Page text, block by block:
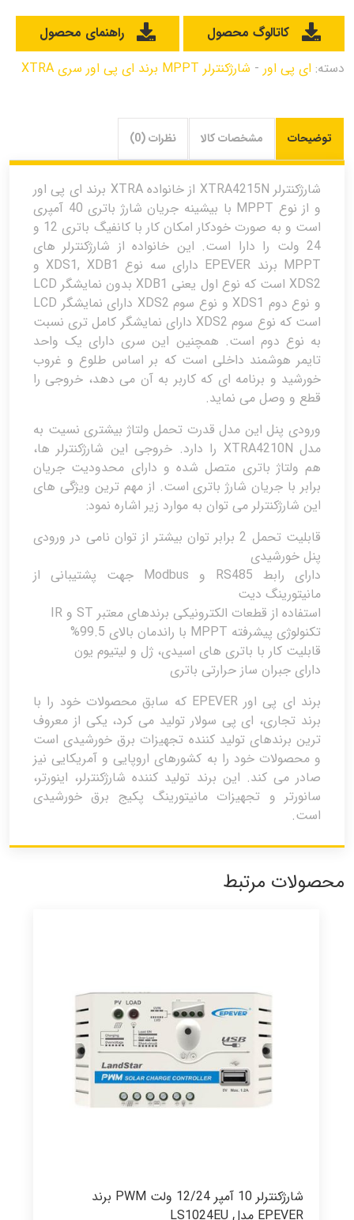
کاتالوگ محصول
راهنمای محصول
دسته: ای پی اور - شارژکنترلر MPPT برند ای پی اور سری XTRA
توضیحات مشخصات کالا نظرات (0)
شارژکنترلر XTRA4215N از خانواده XTRA برند ای پی اور
و از نوع MPPT با بیشینه جریان شارژ باتری 40 آمپری
است و به صورت خودکار امکان کار با کانفیگ باتری 12 و
24 ولت را دارا است. این خانواده از شارژکنترلر های
MPPT برند EPEVER دارای سه نوع XDS1, XDB1 و
XDS2 است که نوع اول یعنی XDB1 بدون نمایشگر LCD
و نوع دوم XDS1 و نوع سوم XDS2 دارای نمایشگر LCD
است که نوع سوم XDS2 دارای نمایشگر کامل تری نسبت
به نوع دوم است. همچنین این سری دارای یک واحد
تایمر هوشمند داخلی است که بر اساس طلوع و غروب
خورشید و برنامه ای که کاربر به آن می دهد، خروجی را
قطع و وصل می نماید.
ورودی پنل این مدل قدرت تحمل ولتاژ بیشتری نسیت به
مدل XTRA4210N را دارد. خروجی این شارژکنترلر ها،
هم ولتاژ باتری متصل شده و دارای محدودیت جریان
برابر با جریان شارژ باتری است. از مهم ترین ویژگی های
این شارژکنترلر می توان به موارد زیر اشاره نمود:
قابلیت تحمل 2 برابر توان بیشتر از توان نامی در ورودی
پنل خورشیدی
دارای رابط RS485 و Modbus جهت پشتیبانی از
مانیتورینگ دیت
استفاده از قطعات الکترونیکی برندهای معتبر ST و IR
تکنولوژی پیشرفته MPPT با راندمان بالای 99.5%
قابلیت کار با باتری های اسیدی، ژل و لیتیوم یون
دارای جبران ساز حرارتی باتری
برند ای پی اور EPEVER که سابق محصولات خود را با
برند تجاری، ای پی سولار تولید می کرد، یکی از معروف
ترین برندهای تولید کننده تجهیزات برق خورشیدی است
و محصولات خود را به کشورهای اروپایی و آمریکایی نیز
صادر می کند. این برند تولید کننده شارژکنترلر، اینورتر،
سانورتر و تجهیزات مانیتورینگ پکیج برق خورشیدی
است.
محصولات مرتبط
شارژکنترلر 10 آمپر 12/24 ولت PWM برند
EPEVER مدل LS1024EU